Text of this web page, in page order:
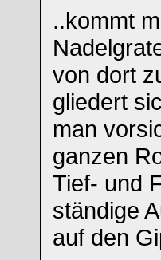
..kommt
von dort
gliedert
man
ganzen
Tief- und
ständige
auf den